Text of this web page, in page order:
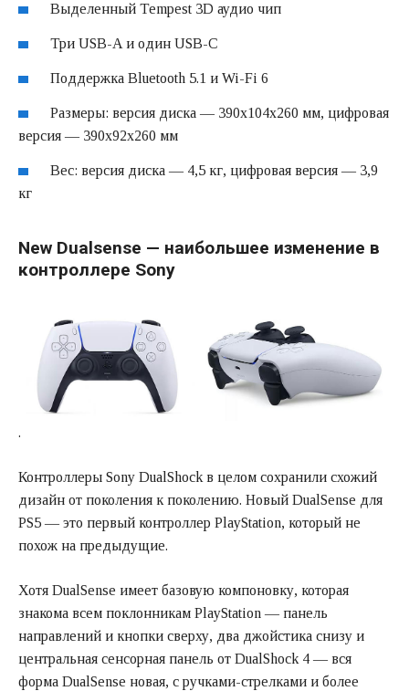
Выделенный Tempest 3D аудио чип
Три USB-A и один USB-C
Поддержка Bluetooth 5.1 и Wi-Fi 6
Размеры: версия диска — 390x104x260 мм, цифровая
версия — 390x92x260 мм
Вес: версия диска — 4,5 кг, цифровая версия — 3,9
кг
New Dualsense — наибольшее изменение в
контроллере Sony
.
Контроллеры Sony DualShock в целом сохранили схожий
дизайн от поколения к поколению. Новый DualSense для
PS5 — это первый контроллер PlayStation, который не
похож на предыдущие.
Хотя DualSense имеет базовую компоновку, которая
знакома всем поклонникам PlayStation — панель
направлений и кнопки сверху, два джойстика снизу и
центральная сенсорная панель от DualShock 4 — вся
форма DualSense новая, с ручками-стрелками и более